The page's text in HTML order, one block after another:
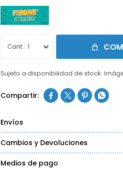
1
Sujeto a disponibilidad de stock.
   
Envíos
Cambios y Devoluciones
Medios de pago